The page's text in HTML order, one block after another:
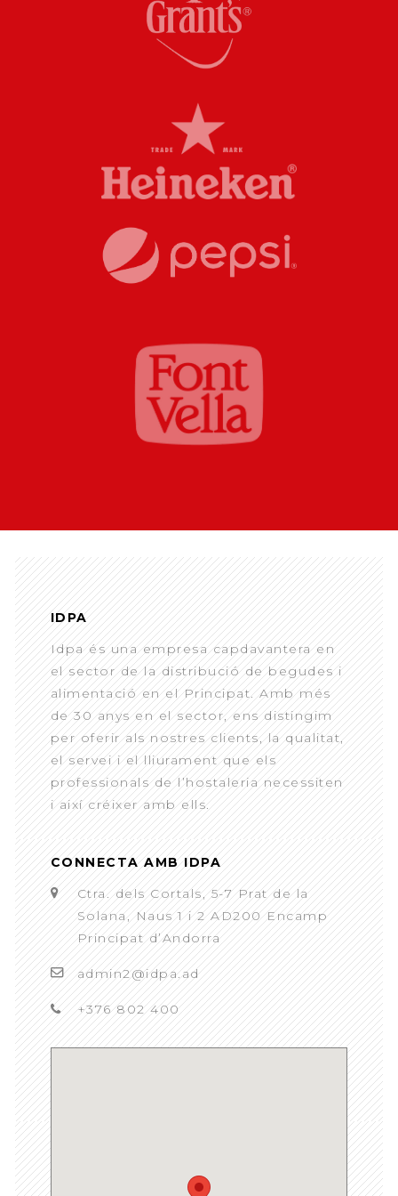
IDPA
Idpa és una empresa capdavantera en
el sector de la distribució de begudes i
alimentació en el Principat. Amb més
de 30 anys en el sector, ens distingim
per oferir als nostres clients, la qualitat,
el servei i el lliurament que els
professionals de l’hostaleria necessiten
i així créixer amb ells.
CONNECTA AMB IDPA
Ctra. dels Cortals, 5-7 Prat de la
Solana, Naus 1 i 2 AD200 Encamp
Principat d’Andorra
admin2@idpa.ad
+376 802 400